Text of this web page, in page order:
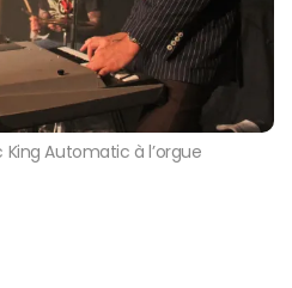
King Automatic à l’orgue